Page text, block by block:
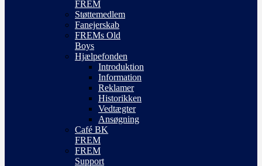
FREM
Støttemedlem
Fanejerskab
FREMs Old
Boys
Hjælpefonden
Introduktion
Information
Reklamer
Historikken
Vedtægter
Ansøgning
Café BK
FREM
FREM
Support